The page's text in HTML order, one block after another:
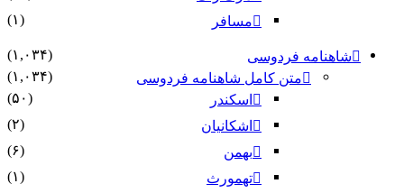
مسافر
(۱)
شاهنامه فردوسی
(۱,۰۳۴)
متن کامل شاهنامه فردوسی
(۱,۰۳۴)
اسکندر
(۵۰)
اشکانیان
(۲)
بهمن
(۶)
تهمورث
(۱)